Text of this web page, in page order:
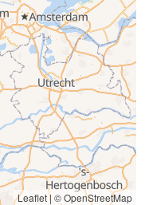
Leaflet| © OpenStreetMap